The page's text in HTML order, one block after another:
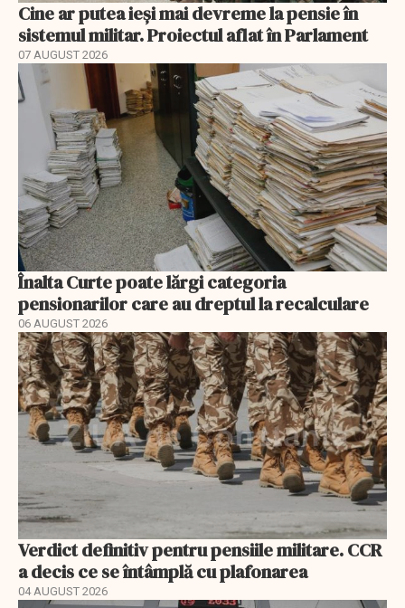
Cine ar putea ieși mai devreme la pensie în
sistemul militar. Proiectul aflat în Parlament
07 AUGUST 2026
Înalta Curte poate lărgi categoria
pensionarilor care au dreptul la recalculare
06 AUGUST 2026
Verdict definitiv pentru pensiile militare. CCR
a decis ce se întâmplă cu plafonarea
04 AUGUST 2026